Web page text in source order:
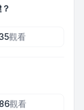
觀看
觀看